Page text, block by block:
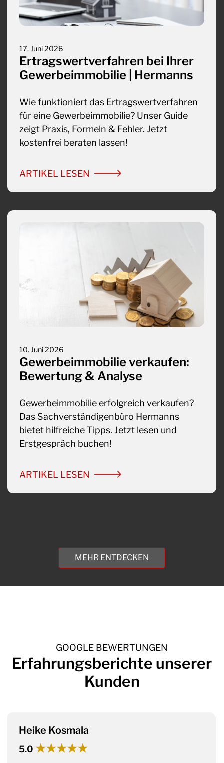
17. Juni 2026
Ertragswertverfahren bei Ihrer
Gewerbeimmobilie | Hermanns
Wie funktioniert das Ertragswertverfahren
für eine Gewerbeimmobilie? Unser Guide
zeigt Praxis, Formeln & Fehler. Jetzt
kostenfrei beraten lassen!
ARTIKEL LESEN
10. Juni 2026
Gewerbeimmobilie verkaufen:
Bewertung & Analyse
Gewerbeimmobilie erfolgreich verkaufen?
Das Sachverständigenbüro Hermanns
bietet hilfreiche Tipps. Jetzt lesen und
Erstgespräch buchen!
ARTIKEL LESEN
MEHR ENTDECKEN
GOOGLE BEWERTUNGEN
Erfahrungsberichte unserer
Kunden
Heike Kosmala
5.0 ★★★★★